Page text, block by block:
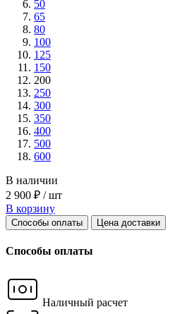
50
65
80
100
125
150
200
250
300
350
400
500
600
В наличии
2 900 ₽ / шт
В корзину
Способы оплаты Цена доставки
Способы оплаты
Наличный расчет